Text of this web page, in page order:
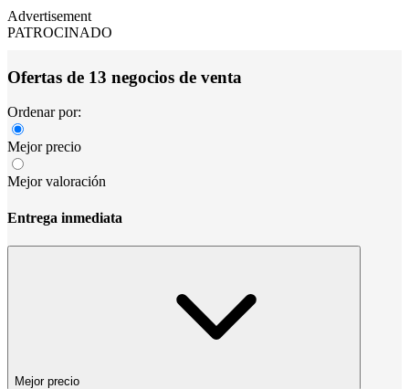
Advertisement
PATROCINADO
Ofertas de 13 negocios de venta
Ordenar por:
Mejor precio
Mejor valoración
Entrega inmediata
Mejor precio